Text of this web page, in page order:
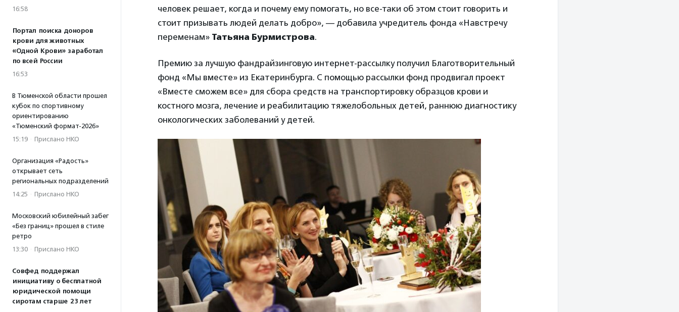
16:58
Портал поиска доноров
крови для животных
«Одной Крови» заработал
по всей России
16:53
В Тюменской области прошел
кубок по спортивному
ориентированию
«Тюменский формат-2026»
15:19 · Прислано НКО
Организация «Радость»
открывает сеть
региональных подразделений
14:25 · Прислано НКО
Московский юбилейный забег
«Без границ» прошел в стиле
ретро
13:30 · Прислано НКО
Совфед поддержал
инициативу о бесплатной
юридической помощи
сиротам старше 23 лет
человек решает, когда и почему ему помогать, но все-таки об этом стоит говорить и
стоит призывать людей делать добро», — добавила учредитель фонда «Навстречу
переменам» Татьяна Бурмистрова.
Премию за лучшую фандрайзинговую интернет-рассылку получил Благотворительный
фонд «Мы вместе» из Екатеринбурга. С помощью рассылки фонд продвигал проект
«Вместе сможем все» для сбора средств на транспортировку образцов крови и
костного мозга, лечение и реабилитацию тяжелобольных детей, раннюю диагностику
онкологических заболеваний у детей.